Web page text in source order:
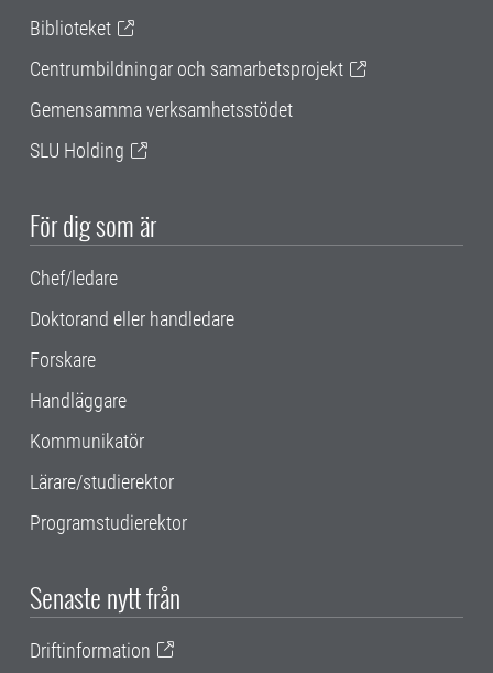
Biblioteket
Centrumbildningar och samarbetsprojekt
Gemensamma verksamhetsstödet
SLU Holding
För dig som är
Chef/ledare
Doktorand eller handledare
Forskare
Handläggare
Kommunikatör
Lärare/studierektor
Programstudierektor
Senaste nytt från
Driftinformation